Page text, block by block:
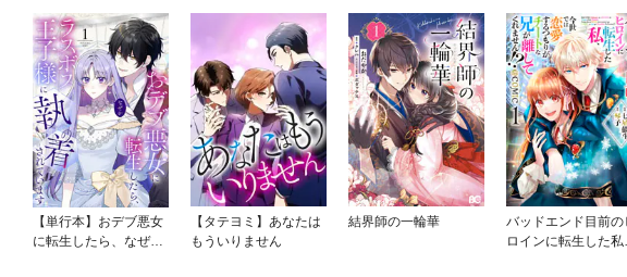
【単行本】おデブ悪女
に転生したら、なぜか
【タテヨミ】あなたは
もういりません
結界師の一輪華
バッドエンド目前の
ロインに転生した私